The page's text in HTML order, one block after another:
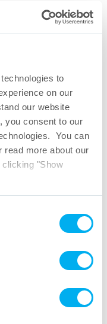
to
on our
our website
you consent to our
You can
read more about our
"Show